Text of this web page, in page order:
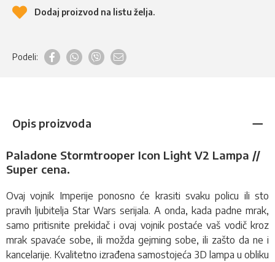
Dodaj proizvod na listu želja.
Podeli:
Opis proizvoda
Paladone Stormtrooper Icon Light V2 Lampa //
Super cena.
Ovaj vojnik Imperije ponosno će krasiti svaku policu ili sto
pravih ljubitelja Star Wars serijala. A onda, kada padne mrak,
samo pritisnite prekidač i ovaj vojnik postaće vaš vodič kroz
mrak spavaće sobe, ili možda gejming sobe, ili zašto da ne i
kancelarije. Kvalitetno izrađena samostojeća 3D lampa u obliku